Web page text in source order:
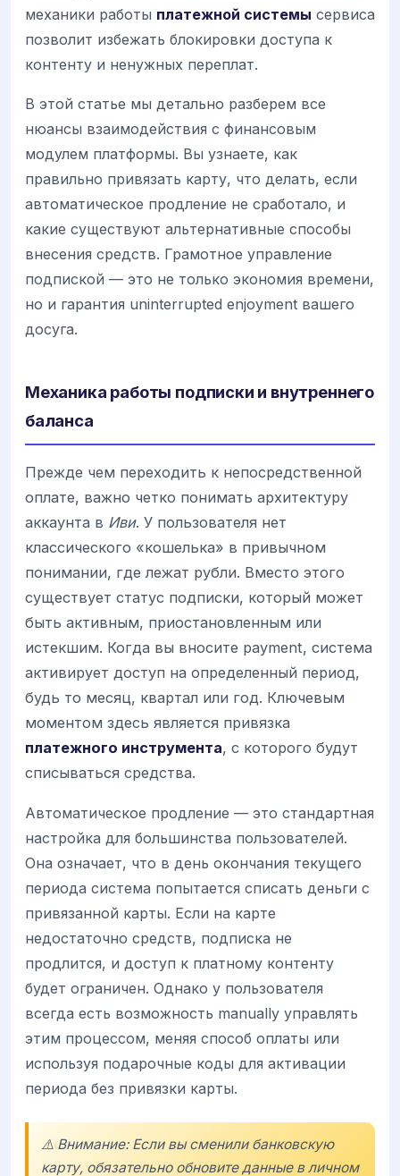
механики работы платежной системы сервиса
позволит избежать блокировки доступа к
контенту и ненужных переплат.
В этой статье мы детально разберем все
нюансы взаимодействия с финансовым
модулем платформы. Вы узнаете, как
правильно привязать карту, что делать, если
автоматическое продление не сработало, и
какие существуют альтернативные способы
внесения средств. Грамотное управление
подпиской — это не только экономия времени,
но и гарантия uninterrupted enjoyment вашего
досуга.
Механика работы подписки и внутреннего
баланса
Прежде чем переходить к непосредственной
оплате, важно четко понимать архитектуру
аккаунта в Иви. У пользователя нет
классического «кошелька» в привычном
понимании, где лежат рубли. Вместо этого
существует статус подписки, который может
быть активным, приостановленным или
истекшим. Когда вы вносите payment, система
активирует доступ на определенный период,
будь то месяц, квартал или год. Ключевым
моментом здесь является привязка
платежного инструмента, с которого будут
списываться средства.
Автоматическое продление — это стандартная
настройка для большинства пользователей.
Она означает, что в день окончания текущего
периода система попытается списать деньги с
привязанной карты. Если на карте
недостаточно средств, подписка не
продлится, и доступ к платному контенту
будет ограничен. Однако у пользователя
всегда есть возможность manually управлять
этим процессом, меняя способ оплаты или
используя подарочные коды для активации
периода без привязки карты.
⚠️ Внимание: Если вы сменили банковскую
карту, обязательно обновите данные в личном